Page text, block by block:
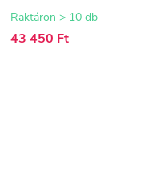
Raktáron > 10 db
43 450 Ft